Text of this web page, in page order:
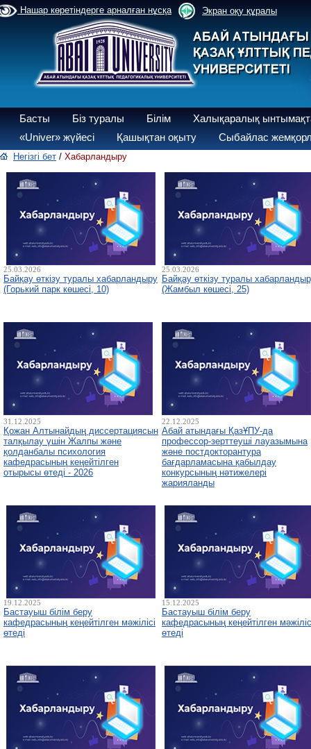
Нашар көретіндерге арналған нұсқа Экран оқу құралы
Басты Біз туралы Білім
Халықаралық
«Univer» жүйесі
Қашықтан оқыту Сыбайлас
Негізгі бет / Хабарландыру
25.03.2026
Байқау өткізу туралы хабарландыру
(Горький парк көшесі, 10)
25.03.2026
Байқау өткізу туралы
(Жамбыл көшесі, 25)
31.12.2025
Қожан Алтынайдың диссертациясын
талқылау үшін Жалпы және
қолданбалы психология
кафедрасының кеңейтілген
отырысы өтеді - 2026
22.12.2025
Абай атындағы ҚазҰПУ-да
профессор-зерттеуші лауазымына
және постдокторантура
бағдарламасына қабылдау
конкурсының нәтижелері
жарияланды
19.12.2025
Бастауыш білім беру
кафедрасының кеңейтілген мәжілісі
өтеді
15.12.2025
Бастауыш білім беру
кафедрасының кеңейтілген
өтеді